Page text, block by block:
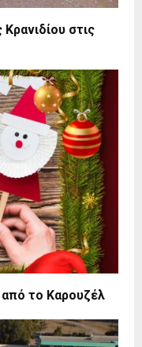
στις
από το Καρουζέλ